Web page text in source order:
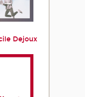
Dejoux